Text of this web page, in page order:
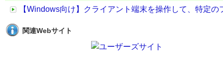
【Windows向け】クライアント端末を操作して、特定
関連Webサイト